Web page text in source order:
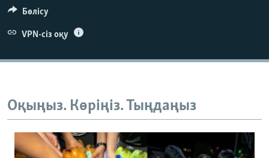
Бөлісу
VPN-сіз оқу
Оқыңыз. Көріңіз. Тыңдаңыз